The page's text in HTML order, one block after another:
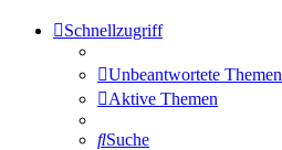
Schnellzugriff
Unbeantwortete Themen
Aktive Themen
Suche